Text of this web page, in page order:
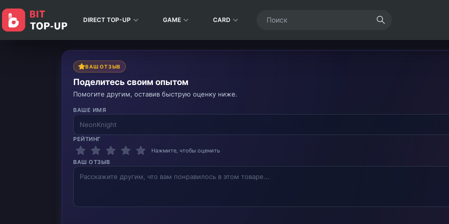
DIRECT TOP-UP GAME CARD
ВАШ ОТЗЫВ
Поделитесь своим опытом
Помогите другим, оставив быструю оценку ниже.
ВАШЕ ИМЯ
РЕЙТИНГ
Нажмите, чтобы оценить
ВАШ ОТЗЫВ